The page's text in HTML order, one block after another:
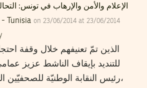
الإعلام والأمن والإرهاب في تونس:
- Tunisia on 23/06/2014 at 23/06/2014
للتنديد بإيقاف الناشط عزيز
رئيس النقابة الوطنيّة للصحفيّين